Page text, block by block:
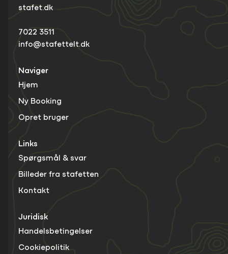
stafet.dk
7022 3511
info@stafettelt.dk
Naviger
Hjem
Ny Booking
Opret bruger
Links
Spørgsmål & svar
Billeder fra stafetten
Kontakt
Juridisk
Handelsbetingelser
Cookiepolitik